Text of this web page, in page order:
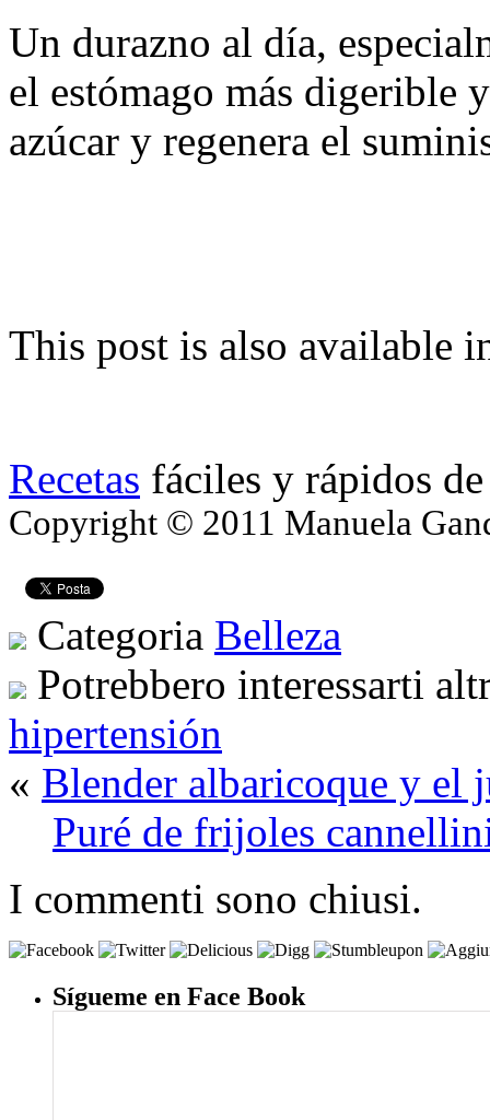
Un durazno al día,
el estómago más digerible
azúcar y regenera el
This post is also available
Recetas fáciles y rápidos
Copyright © 2011 Manuela
Categoria Belleza
Potrebbero interessarti
hipertensión
« Blender albaricoque y el
Puré de frijoles
I commenti sono chiusi.
Sígueme en Face Book